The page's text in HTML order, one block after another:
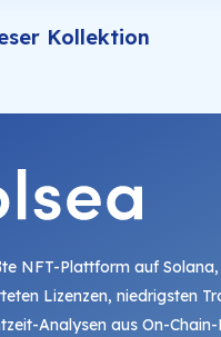
Kollektion
NFT-Plattform auf
Lizenzen, niedrigsten
Analysen aus On-